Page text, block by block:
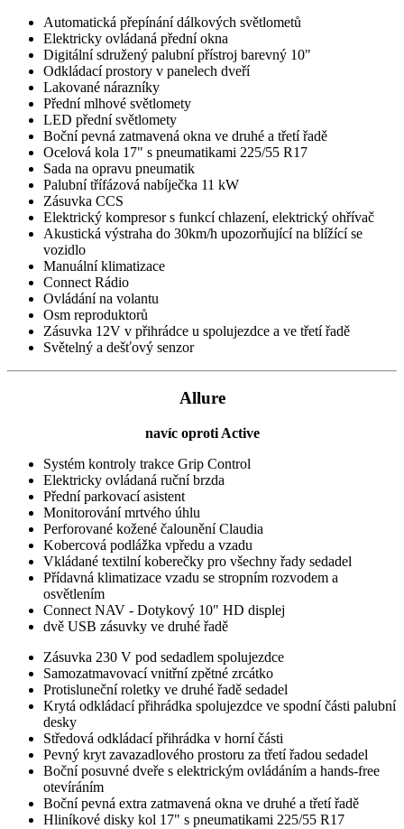
Automatická přepínání dálkových světlometů
Elektricky ovládaná přední okna
Digitální sdružený palubní přístroj barevný 10"
Odkládací prostory v panelech dveří
Lakované nárazníky
Přední mlhové světlomety
LED přední světlomety
Boční pevná zatmavená okna ve druhé a třetí řadě
Ocelová kola 17" s pneumatikami 225/55 R17
Sada na opravu pneumatik
Palubní třífázová nabíječka 11 kW
Zásuvka CCS
Elektrický kompresor s funkcí chlazení, elektrický ohřívač
Akustická výstraha do 30km/h upozorňující na blížící se
vozidlo
Manuální klimatizace
Connect Rádio
Ovládání na volantu
Osm reproduktorů
Zásuvka 12V v přihrádce u spolujezdce a ve třetí řadě
Světelný a dešťový senzor
Allure
navíc oproti Active
Systém kontroly trakce Grip Control
Elektricky ovládaná ruční brzda
Přední parkovací asistent
Monitorování mrtvého úhlu
Perforované kožené čalounění Claudia
Kobercová podlážka vpředu a vzadu
Vkládané textilní koberečky pro všechny řady sedadel
Přídavná klimatizace vzadu se stropním rozvodem a
osvětlením
Connect NAV - Dotykový 10" HD displej
dvě USB zásuvky ve druhé řadě
Zásuvka 230 V pod sedadlem spolujezdce
Samozatmavovací vnitřní zpětné zrcátko
Protisluneční roletky ve druhé řadě sedadel
Krytá odkládací přihrádka spolujezdce ve spodní části palubní
desky
Středová odkládací přihrádka v horní části
Pevný kryt zavazadlového prostoru za třetí řadou sedadel
Boční posuvné dveře s elektrickým ovládáním a hands-free
otevíráním
Boční pevná extra zatmavená okna ve druhé a třetí řadě
Hliníkové disky kol 17" s pneumatikami 225/55 R17